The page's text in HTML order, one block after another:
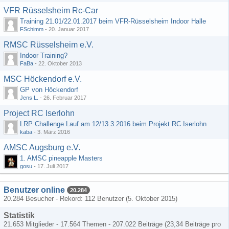
VFR Rüsselsheim Rc-Car
Training 21.01/22.01.2017 beim VFR-Rüsselsheim Indoor Halle
FSchimm - 20. Januar 2017
RMSC Rüsselsheim e.V.
Indoor Training?
FaBa - 22. Oktober 2013
MSC Höckendorf e.V.
GP von Höckendorf
Jens L. - 26. Februar 2017
Project RC Iserlohn
LRP Challenge Lauf am 12/13.3.2016 beim Projekt RC Iserlohn
kaba - 3. März 2016
AMSC Augsburg e.V.
1. AMSC pineapple Masters
gosu - 17. Juli 2017
Benutzer online 20.284
20.284 Besucher - Rekord: 112 Benutzer (5. Oktober 2015)
Statistik
21.653 Mitglieder - 17.564 Themen - 207.022 Beiträge (23,34 Beiträge pro